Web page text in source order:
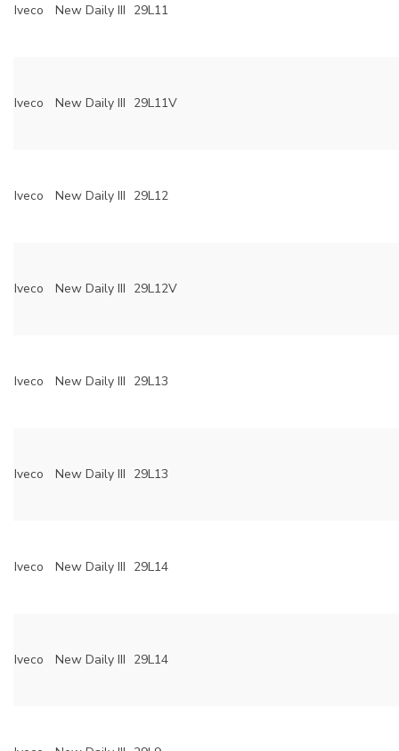
Iveco New Daily III 29L11
Iveco New Daily III 29L11V
Iveco New Daily III 29L12
Iveco New Daily III 29L12V
Iveco New Daily III 29L13
Iveco New Daily III 29L13
Iveco New Daily III 29L14
Iveco New Daily III 29L14